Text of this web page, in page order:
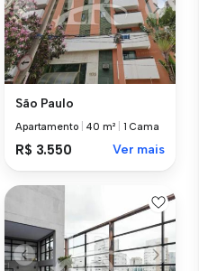
São Paulo
Apartamento 40 m² 1 Cama
R$ 3.550 Ver mais